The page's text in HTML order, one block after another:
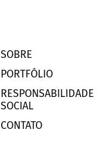
SOBRE
PORTFÓLIO
RESPONSABILIDADE
SOCIAL
CONTATO